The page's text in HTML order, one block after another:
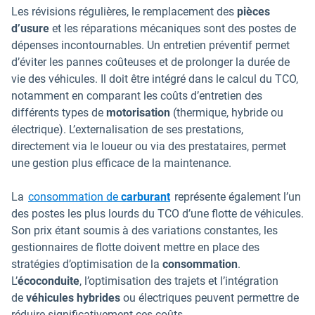
Les révisions régulières, le remplacement des pièces
d’usure et les réparations mécaniques sont des postes de
dépenses incontournables. Un entretien préventif permet
d’éviter les pannes coûteuses et de prolonger la durée de
vie des véhicules. Il doit être intégré dans le calcul du TCO,
notamment en comparant les coûts d’entretien des
différents types de motorisation (thermique, hybride ou
électrique). L’externalisation de ses prestations,
directement via le loueur ou via des prestataires, permet
une gestion plus efficace de la maintenance.
La consommation de carburant représente également l’un
des postes les plus lourds du TCO d’une flotte de véhicules.
Son prix étant soumis à des variations constantes, les
gestionnaires de flotte doivent mettre en place des
stratégies d’optimisation de la consommation.
L’écoconduite, l’optimisation des trajets et l’intégration
de véhicules hybrides ou électriques peuvent permettre de